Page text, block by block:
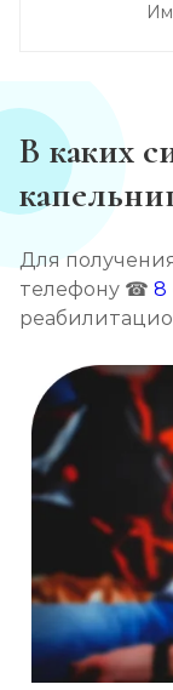
Кодирование
Кодирование
от 3 500 ₽
от 4 500 ₽
от 5 000 ₽
Кодирование с
от 4 500 ₽
Кодирование
от 6 000 ₽
Кодирование
В каких
Для
телефону ☎ 8